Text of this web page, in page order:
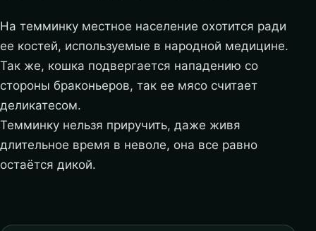
На темминку местное население охотится ради
ее костей, используемые в народной медицине.
Так же, кошка подвергается нападению со
стороны браконьеров, так ее мясо считает
деликатесом.
Темминку нельзя приручить, даже живя
длительное время в неволе, она все равно
остаётся дикой.